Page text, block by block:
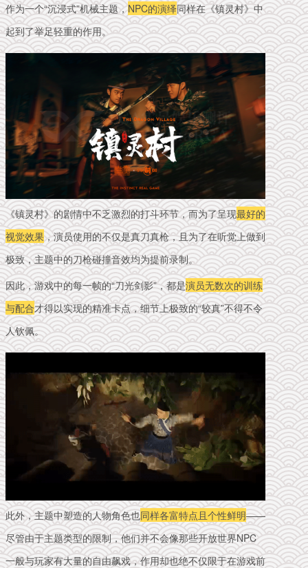
作为一个“沉浸式”机械主题，NPC的演绎同样在《镇灵村》中
起到了举足轻重的作用。
《镇灵村》的剧情中不乏激烈的打斗环节，而为了呈现最好的
视觉效果，演员使用的不仅是真刀真枪，且为了在听觉上做到
极致，主题中的刀枪碰撞音效均为提前录制。
因此，游戏中的每一帧的“刀光剑影”，都是演员无数次的训练
与配合才得以实现的精准卡点，细节上极致的“较真”不得不令
人钦佩。
此外，主题中塑造的人物角色也同样各富特点且个性鲜明——
尽管由于主题类型的限制，他们并不会像那些开放世界NPC
一般与玩家有大量的自由飙戏，作用却也绝不仅限于在游戏前